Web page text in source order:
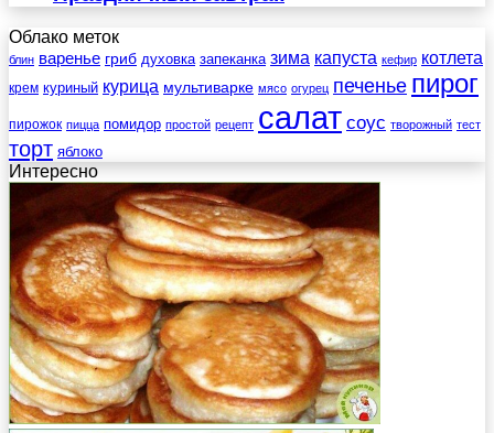
Облако меток
блин варенье гриб духовка запеканка зима капуста кефир котлета
крем куриный курица мультиварке мясо огурец печенье пирог
пирожок пицца помидор простой рецепт салат соус творожный тест
торт яблоко
Интересно